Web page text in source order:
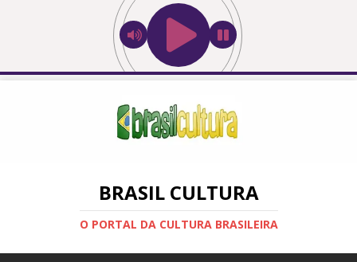
BRASIL CULTURA
O PORTAL DA CULTURA BRASILEIRA